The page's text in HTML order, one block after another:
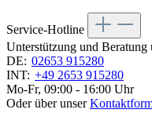
Service-Hotline
Unterstützung und Beratung
DE: 02653 915280
INT: +49 2653 915280
Mo-Fr, 09:00 - 16:00 Uhr
Oder über unser